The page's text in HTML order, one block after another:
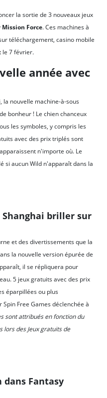
la sortie de 3 nouveaux jeux
Mission Force. Ces machines à
téléchargement, casino mobile
le 7 février.
année avec
la nouvelle machine-à-sous
bonheur ! Le chien chanceux
les symboles, y compris les
avec des prix triplés sont
n'importe où. Le
si aucun Wild n'apparaît dans la
Shanghai briller sur
et des divertissements que la
la nouvelle version épurée de
il se répliquera pour
5 jeux gratuits avec des prix
éparpillées ou plus
Free Games déclenchée à
sont attribués en fonction du
lors des Jeux gratuits de
dans Fantasy